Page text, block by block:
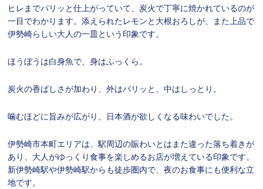
ヒレまでパリッと仕上がっていて、炭火で丁寧に焼かれているのが
一目でわかります。添えられたレモンと大根おろしが、また上品で
伊勢崎らしい大人の一皿という印象です。
ほうぼうは白身魚で、身はふっくら。
炭火の香ばしさが加わり、外はパリッと、中はしっとり。
噛むほどに旨みが広がり、日本酒が欲しくなる味わいでした。
伊勢崎市本町エリアは、駅周辺の賑わいとはまた違った落ち着きが
あり、大人がゆっくり食事を楽しめるお店が増えている印象です。
新伊勢崎駅や伊勢崎駅からも徒歩圏内で、夜のお食事にも便利な立
地です。